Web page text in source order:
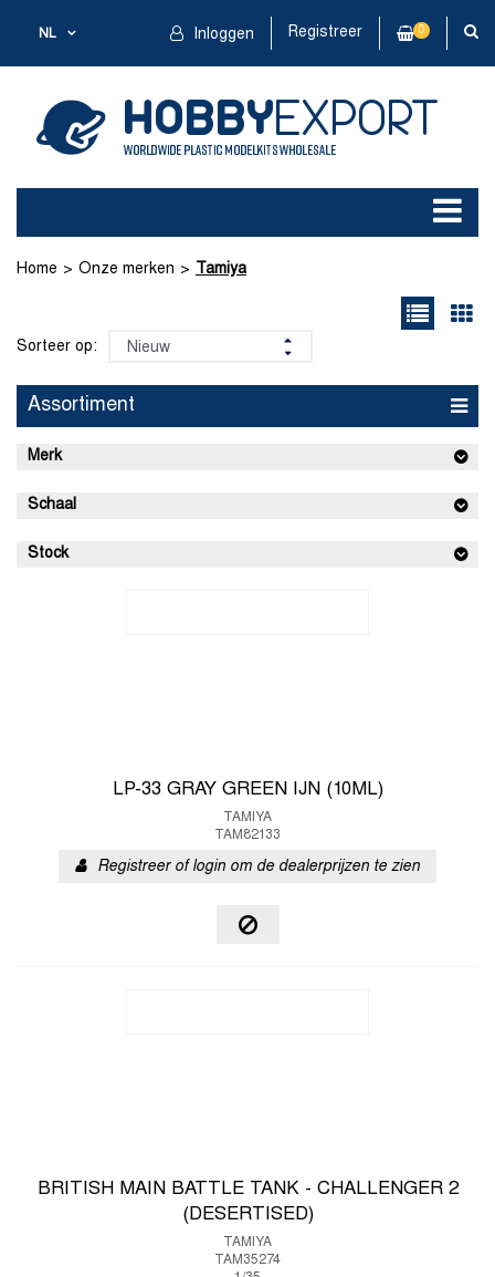
NL Inloggen Registreer 0
Home Onze merken Tamiya
Sorteer op:
Assortiment
Merk
Schaal
Stock
LP-33 GRAY GREEN IJN (10ML)
TAMIYA
TAM82133
Registreer of login om de dealerprijzen te zien
BRITISH MAIN BATTLE TANK - CHALLENGER 2
(DESERTISED)
TAMIYA
TAM35274